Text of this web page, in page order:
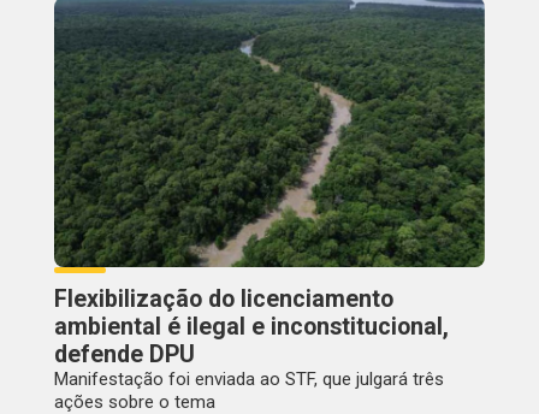
Flexibilização do licenciamento
ambiental é ilegal e inconstitucional,
defende DPU
Manifestação foi enviada ao STF, que julgará três
ações sobre o tema